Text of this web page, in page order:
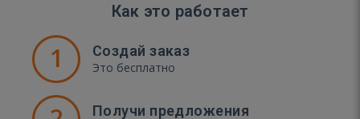
Как это работает
1 Создай заказ
Это бесплатно
Получи предложения